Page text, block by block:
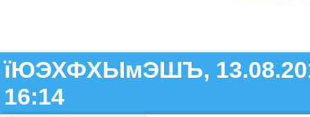
їЮЭХФХЫмЭШЪ,
16:14